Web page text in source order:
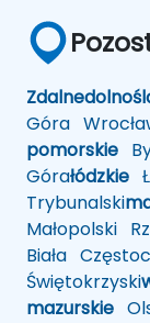
Zdalne
Góra
pomorskie
Górałódzkie
Trybunalski
Małopolski
Biała
Świętokrzyski
mazurskie